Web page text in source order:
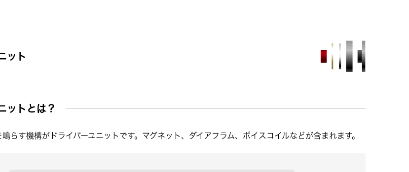
ット
ットとは？
らす機構がドライバーユニットです。マグネット、ダイアフラム、ボイスコイルなどが含まれます。